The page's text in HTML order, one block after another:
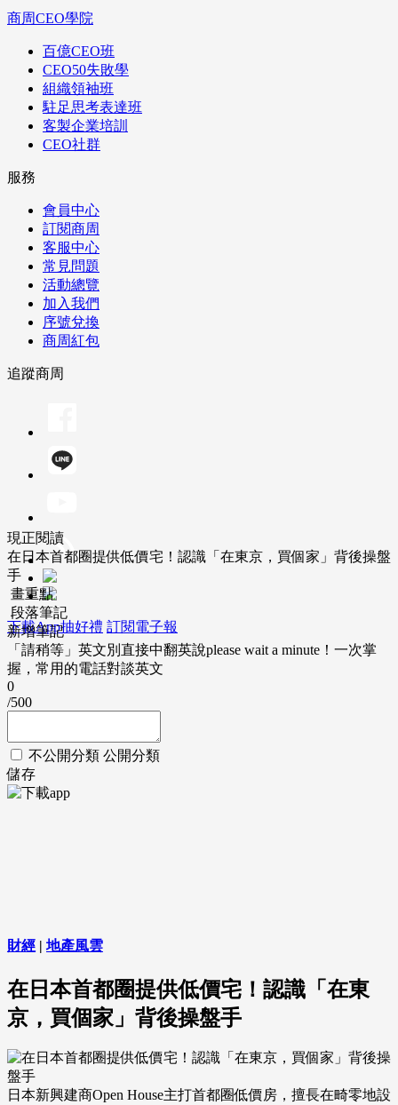
商周CEO學院
百億CEO班
CEO50失敗學
組織領袖班
駐足思考表達班
客製企業培訓
CEO社群
服務
會員中心
訂閱商周
客服中心
常見問題
活動總覽
加入我們
序號兌換
商周紅包
追蹤商周
下載App抽好禮 訂閱電子報
現正閱讀
在日本首都圈提供低價宅！認識「在東京，買個家」背後操盤
手
畫重點
段落筆記
新增筆記
「請稍等」英文別直接中翻英說please wait a minute！一次掌
握，常用的電話對談英文
0
/500
不公開分類 公開分類
儲存
財經 | 地產風雲
在日本首都圈提供低價宅！認識「在東
京，買個家」背後操盤手
日本新興建商Open House主打首都圈低價房，擅長在畸零地設